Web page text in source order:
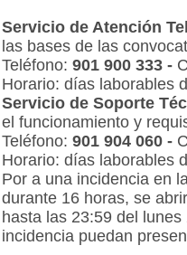
Servicio de Atención
las bases de las
Teléfono: 901 900 333 -
Horario: días laborables
Servicio de Soporte
el funcionamiento y
Teléfono: 901 904 060 -
Horario: días laborables
Por a una incidencia en
durante 16 horas, se
hasta las 23:59 del
incidencia puedan